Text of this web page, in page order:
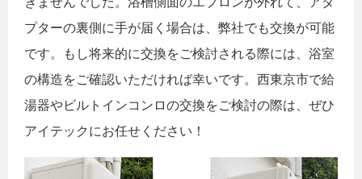
プターの裏側に手が届く場合は、弊社でも交換が可能
です。もし将来的に交換をご検討される際には、浴室
の構造をご確認いただければ幸いです。西東京市で給
湯器やビルトインコンロの交換をご検討の際は、ぜひ
アイテックにお任せください！